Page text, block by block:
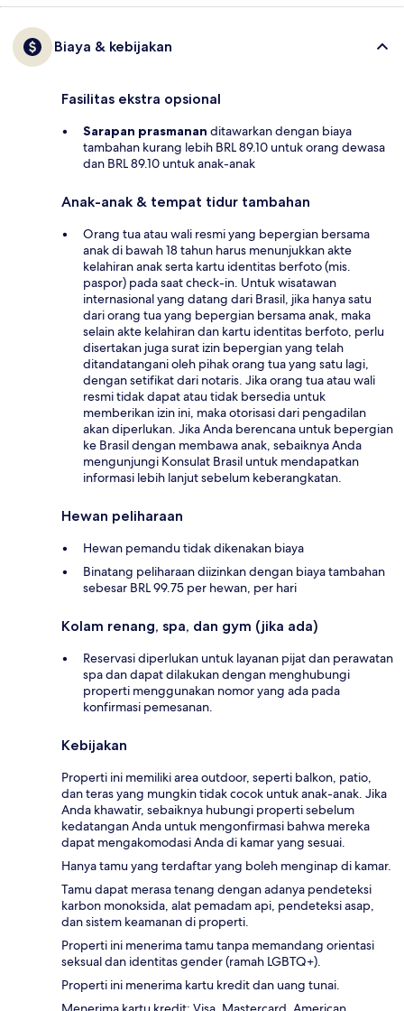
Biaya & kebijakan
Fasilitas ekstra opsional
Sarapan prasmanan ditawarkan dengan biaya
tambahan kurang lebih BRL 89.10 untuk orang dewasa
dan BRL 89.10 untuk anak-anak
Anak-anak & tempat tidur tambahan
Orang tua atau wali resmi yang bepergian bersama
anak di bawah 18 tahun harus menunjukkan akte
kelahiran anak serta kartu identitas berfoto (mis.
paspor) pada saat check-in. Untuk wisatawan
internasional yang datang dari Brasil, jika hanya satu
dari orang tua yang bepergian bersama anak, maka
selain akte kelahiran dan kartu identitas berfoto, perlu
disertakan juga surat izin bepergian yang telah
ditandatangani oleh pihak orang tua yang satu lagi,
dengan setifikat dari notaris. Jika orang tua atau wali
resmi tidak dapat atau tidak bersedia untuk
memberikan izin ini, maka otorisasi dari pengadilan
akan diperlukan. Jika Anda berencana untuk bepergian
ke Brasil dengan membawa anak, sebaiknya Anda
mengunjungi Konsulat Brasil untuk mendapatkan
informasi lebih lanjut sebelum keberangkatan.
Hewan peliharaan
Hewan pemandu tidak dikenakan biaya
Binatang peliharaan diizinkan dengan biaya tambahan
sebesar BRL 99.75 per hewan, per hari
Kolam renang, spa, dan gym (jika ada)
Reservasi diperlukan untuk layanan pijat dan perawatan
spa dan dapat dilakukan dengan menghubungi
properti menggunakan nomor yang ada pada
konfirmasi pemesanan.
Kebijakan
Properti ini memiliki area outdoor, seperti balkon, patio,
dan teras yang mungkin tidak cocok untuk anak-anak. Jika
Anda khawatir, sebaiknya hubungi properti sebelum
kedatangan Anda untuk mengonfirmasi bahwa mereka
dapat mengakomodasi Anda di kamar yang sesuai.
Hanya tamu yang terdaftar yang boleh menginap di kamar.
Tamu dapat merasa tenang dengan adanya pendeteksi
karbon monoksida, alat pemadam api, pendeteksi asap,
dan sistem keamanan di properti.
Properti ini menerima tamu tanpa memandang orientasi
seksual dan identitas gender (ramah LGBTQ+).
Properti ini menerima kartu kredit dan uang tunai.